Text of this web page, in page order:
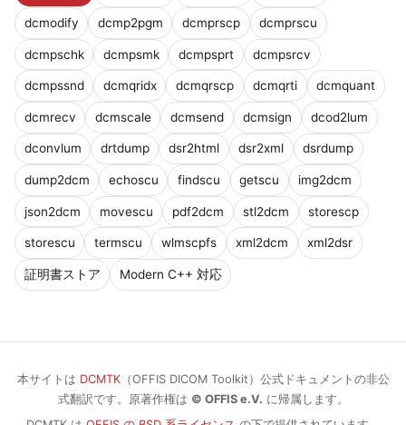
dcmodify dcmp2pgm dcmprscp dcmprscu
dcmpschk dcmpsmk dcmpsprt dcmpsrcv
dcmpssnd dcmqridx dcmqrscp dcmqrti dcmquant
dcmrecv dcmscale dcmsend dcmsign dcod2lum
dconvlum drtdump dsr2html dsr2xml dsrdump
dump2dcm echoscu findscu getscu img2dcm
json2dcm movescu pdf2dcm stl2dcm storescp
storescu termscu wlmscpfs xml2dcm xml2dsr
証明書ストア Modern C++ 対応
本サイトは DCMTK（OFFIS DICOM Toolkit）公式ドキュメントの非公
式翻訳です。原著作権は © OFFIS e.V. に帰属します。